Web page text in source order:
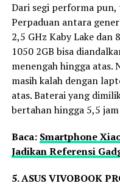
Dari segi performa
Perpaduan antara
2,5 GHz Kaby Lake dan
1050 2GB bisa
menengah hingga atas.
masih kalah dengan
atas. Baterai yang
bertahan hingga 5,5 jam
Baca: Smartphone
Jadikan Referensi
5. ASUS VIVOBOOK